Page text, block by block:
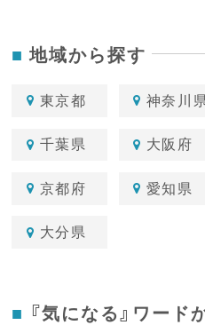
地域から探す
東京都 神奈川
千葉県 大阪府
京都府 愛知県
大分県
『気になる』ワード